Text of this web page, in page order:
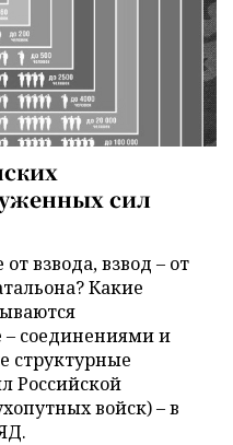
сил
взвода, взвод – от
Какие
– соединениями и
структурные
Российской
войск) – в